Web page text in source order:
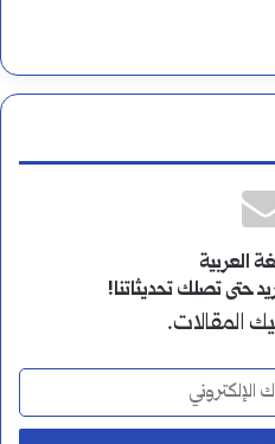
العربية
حتى تصلك تحديثاتنا!
المقالات.